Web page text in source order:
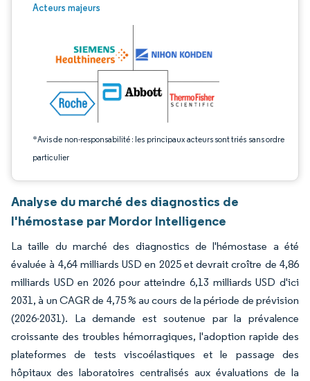
Acteurs majeurs
*Avis de non-responsabilité : les principaux acteurs sont triés sans ordre
particulier
Image © Mordor Intelligence. La réutilisation nécessite une attribution sous CC
Analyse du marché des diagnostics de
l'hémostase par Mordor Intelligence
La taille du marché des diagnostics de l'hémostase a été
évaluée à 4,64 milliards USD en 2025 et devrait croître de 4,86
milliards USD en 2026 pour atteindre 6,13 milliards USD d'ici
2031, à un CAGR de 4,75 % au cours de la période de prévision
(2026-2031). La demande est soutenue par la prévalence
croissante des troubles hémorragiques, l'adoption rapide des
plateformes de tests viscoélastiques et le passage des
hôpitaux des laboratoires centralisés aux évaluations de la